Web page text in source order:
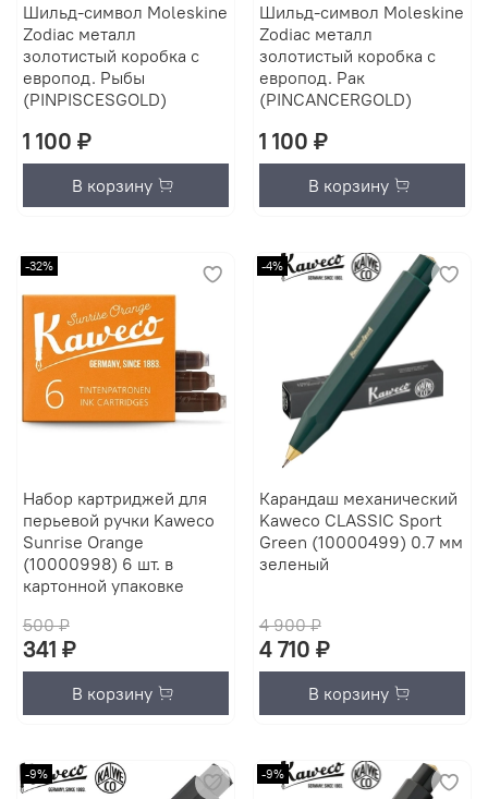
Шильд-символ Moleskine
Zodiac металл
золотистый коробка с
европод. Рыбы
(PINPISCESGOLD)
1 100 ₽
В корзину
Шильд-символ Moleskine
Zodiac металл
золотистый коробка с
европод. Рак
(PINCANCERGOLD)
1 100 ₽
В корзину
-32%
Набор картриджей для
перьевой ручки Kaweco
Sunrise Orange
(10000998) 6 шт. в
картонной упаковке
500 ₽
341 ₽
В корзину
-4%
Карандаш механический
Kaweco CLASSIC Sport
Green (10000499) 0.7 мм
зеленый
4 900 ₽
4 710 ₽
В корзину
-9% -9%